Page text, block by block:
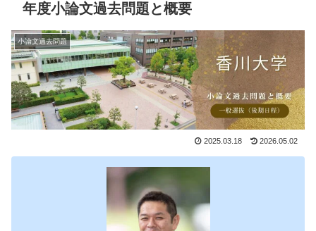
年度小論文過去問題と概要
小論文過去問題
2025.03.18 2026.05.02